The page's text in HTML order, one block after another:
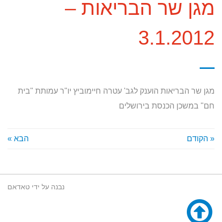
מגן שר הבריאות –
3.1.2012
מגן שר הבריאות הוענק לגב' עטרה חיימוביץ יו"ר עמותת "בית
חם" במשכן הכנסת בירושלים
« הקודם הבא »
נבנה על ידי טאדאם
גלילה